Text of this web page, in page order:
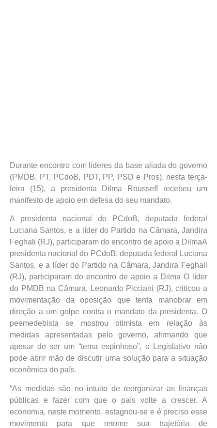
Durante encontro com líderes da base aliada do governo
(PMDB, PT, PCdoB, PDT, PP, PSD e Pros), nesta terça-
feira (15), a presidenta Dilma Rousseff recebeu um
manifesto de apoio em defesa do seu mandato.
A presidenta nacional do PCdoB, deputada federal
Luciana Santos, e a líder do Partido na Câmara, Jandira
Feghali (RJ), participaram do encontro de apoio a DilmaA
presidenta nacional do PCdoB, deputada federal Luciana
Santos, e a líder do Partido na Câmara, Jandira Feghali
(RJ), participaram do encontro de apoio a Dilma O líder
do PMDB na Câmara, Leonardo Picciani (RJ), criticou a
movimentação da oposição que tenta manobrar em
direção a um golpe contra o mandato da presidenta. O
peemedebista se mostrou otimista em relação às
medidas apresentadas pelo governo, afirmando que
apesar de ser um “tema espinhoso”, o Legislativo não
pode abrir mão de discutir uma solução para a situação
econômica do país.
“As medidas são no intuito de reorganizar as finanças
públicas e fazer com que o país volte a crescer. A
economia, neste momento, estagnou-se e é preciso esse
movimento para que retome sua trajetória de